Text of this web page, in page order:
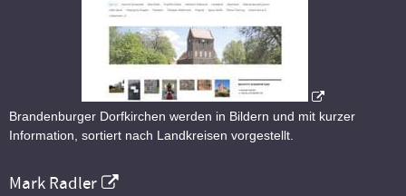
Brandenburger Dorfkirchen werden in Bildern und mit kurzer
Information, sortiert nach Landkreisen vorgestellt.
Mark Radler